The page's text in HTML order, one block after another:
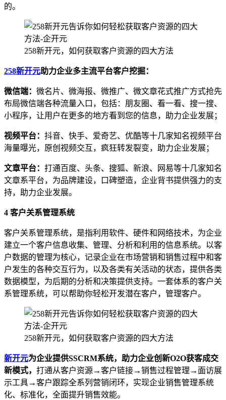
的。
258新开元，如何获取客户资源的四大方法
258新开元助力企业多主流平台客户挖掘：
微信端： 微名片、微海报、微推广、微文章花式推广方式抢先
布局微信端各种流量入口，包括：朋友圈、看一看、搜一搜、
小程序，让用户在更多的地方看到您的信息，助力企业发展；
视频平台： 抖音、快手、爱奇艺、优酷等十几家知名视频平台
海量曝光，原创视频交互，疯狂转发裂变，助力企业发展；
文章平台： 打通百度、头条、搜狐、新浪、网易等十几家知名
文章系平台，为品牌建设，口碑塑造，企业背书提供强力的支
持，助力企业发展。
4 客户关系管理系统
客户关系管理系统，是指利用软件、硬件和网络技术，为企业
建立一个客户信息收集、管理、分析和利用的信息系统。以客
户数据的管理为核心，记录企业在市场营销和销售过程中和客
户发生的各种交互行为，以及各类有关活动的状态，提供各类
数据模型，为后期的分析和决策提供支持。一套体系的客户关
系管理系统，可以帮助你轻松开发潜在客户，管理客户。
258新开元，如何获取客户资源的四大方法
新开元为企业提供SSCRM系统，助力企业创新O2O获客成交
新模式， 打通从客户资源→客户链接→销售过程管理→面访展
示工具→客户跟踪全系列营销闭环，实现企业销售管理系统
化、标准化，全面提升销售效能。